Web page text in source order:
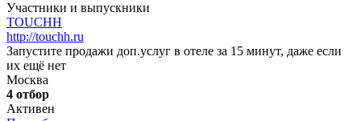
Участники и выпускники
TOUCHH
http://touchh.ru
Запустите продажи доп.услуг в отеле за 15 минут, даже если
их ещё нет
Москва
4 отбор
Активен